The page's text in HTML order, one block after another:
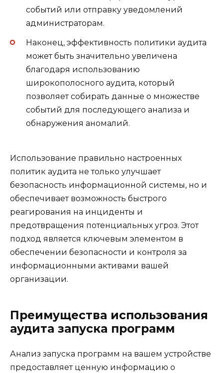
событий или отправку уведомлений
администраторам.
Наконец, эффективность политики аудита
может быть значительно увеличена
благодаря использованию
широкополосного аудита, который
позволяет собирать данные о множестве
событий для последующего анализа и
обнаружения аномалий.
Использование правильно настроенных
политик аудита не только улучшает
безопасность информационной системы, но и
обеспечивает возможность быстрого
реагирования на инциденты и
предотвращения потенциальных угроз. Этот
подход является ключевым элементом в
обеспечении безопасности и контроля за
информационными активами вашей
организации.
Преимущества использования
аудита запуска программ
Анализ запуска программ на вашем устройстве
предоставляет ценную информацию о